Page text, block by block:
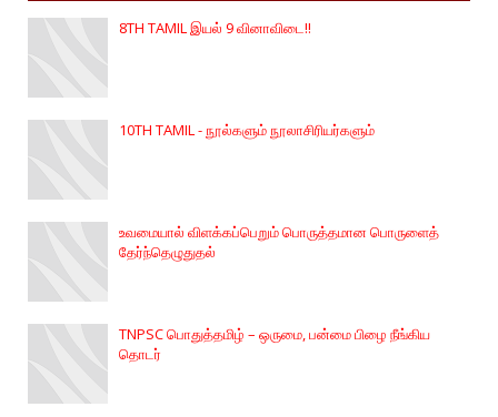
8TH TAMIL இயல் 9 வினாவிடை!!
10TH TAMIL - நூல்களும் நூலாசிரியர்களும்
உவமையால் விளக்கப்பெறும் பொருத்தமான பொருளைத்
தேர்ந்தெழுதுதல்
TNPSC பொதுத்தமிழ் – ஒருமை, பன்மை பிழை நீங்கிய
தொடர்